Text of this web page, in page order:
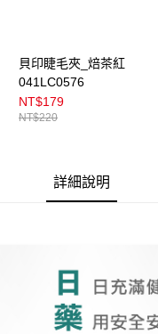
貝印睫毛夾_焙茶紅
041LC0576
NT$179
NT$220
詳細說明